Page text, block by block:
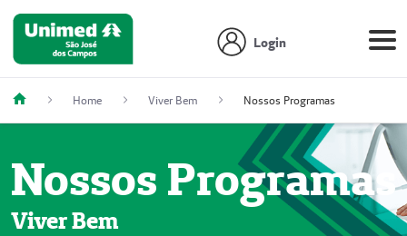
Login
Home Viver Bem Nossos Programas
Nossos Programas
Viver Bem